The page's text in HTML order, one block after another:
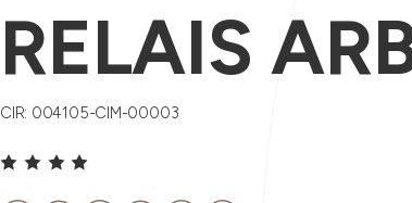
RELAIS
CIR: 004105-CIM-00003